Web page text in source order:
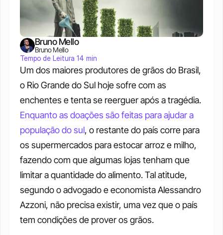
Um dos maiores produtores de grãos do Brasil,
o Rio Grande do Sul hoje sofre com as
enchentes e tenta se reerguer após a tragédia.
Enquanto as doações são feitas para ajudar a
população do sul, o restante do país corre para
os supermercados para estocar arroz e milho,
fazendo com que algumas lojas tenham que
limitar a quantidade do alimento. Tal atitude,
segundo o advogado e economista Alessandro
Azzoni, não precisa existir, uma vez que o país
tem condições de prover os grãos.
Bruno Mello
Bruno Mello
Tempo de Leitura 14 min